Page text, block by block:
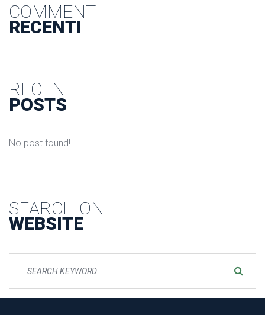
COMMENTI
RECENTI
RECENT
POSTS
No post found!
SEARCH ON
WEBSITE